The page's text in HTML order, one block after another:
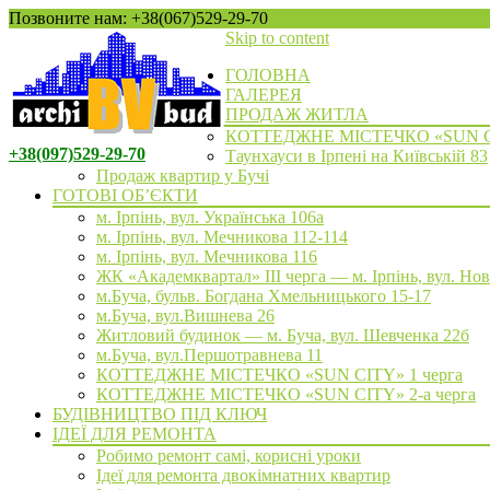
Позвоните нам: +38(067)529-29-70
+38(097)529-29-70
Skip to content
ГОЛОВНА
ГАЛЕРЕЯ
ПРОДАЖ ЖИТЛА
КОТТЕДЖНЕ МІСТЕЧКО «SUN
Таунхауси в Ірпені на Київській 83
Продаж квартир у Бучі
ГОТОВІ ОБ’ЄКТИ
м. Ірпінь, вул. Українська 106а
м. Ірпінь, вул. Мечникова 112-114
м. Ірпінь, вул. Мечникова 116
ЖК «Академквартал» III черга — м. Ірпінь, вул.
м.Буча, бульв. Богдана Хмельницького 15-17
м.Буча, вул.Вишнева 26
Житловий будинок — м. Буча, вул. Шевченка 22б
м.Буча, вул.Першотравнева 11
КОТТЕДЖНЕ МІСТЕЧКО «SUN CITY» 1 черга
КОТТЕДЖНЕ МІСТЕЧКО «SUN CITY» 2-а черга
БУДІВНИЦТВО ПІД КЛЮЧ
ІДЕЇ ДЛЯ РЕМОНТА
Робимо ремонт самі, корисні уроки
Ідеї для ремонта двокімнатних квартир